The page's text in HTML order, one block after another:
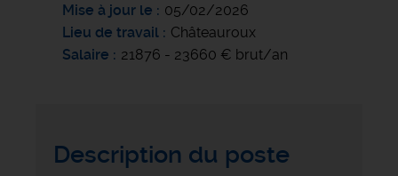
Mise à jour le
05/02/2026
Lieu de travail
Châteauroux
Salaire
21876 - 23660 € brut/an
Description du poste